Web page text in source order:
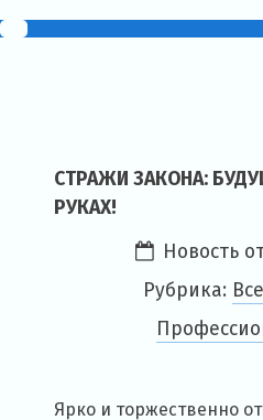
СТРАЖИ ЗАКОНА:
РУКАХ!
Новость
Рубрика:
Ярко и торжественно